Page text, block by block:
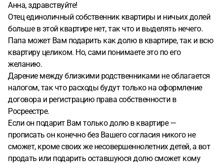
Анна, здравствуйте!
Отец единоличный собственник квартиры и ничьих долей
больше в этой квартире нет, так что и выделять нечего.
Папа может Вам подарить как долю в квартире, так и всю
квартиру целиком. Но, сами понимаете это по его
желанию.
Дарение между близкими родственниками не облагается
налогом, так что расходы будут только на оформление
договора и регистрацию права собственности в
Росреестре.
Если он подарит Вам только долю в квартире —
прописать он конечно без Вашего согласия никого не
сможет, кроме своих же несовершеннолетних детей, а вот
продать или подарить оставшуюся долю сможет кому